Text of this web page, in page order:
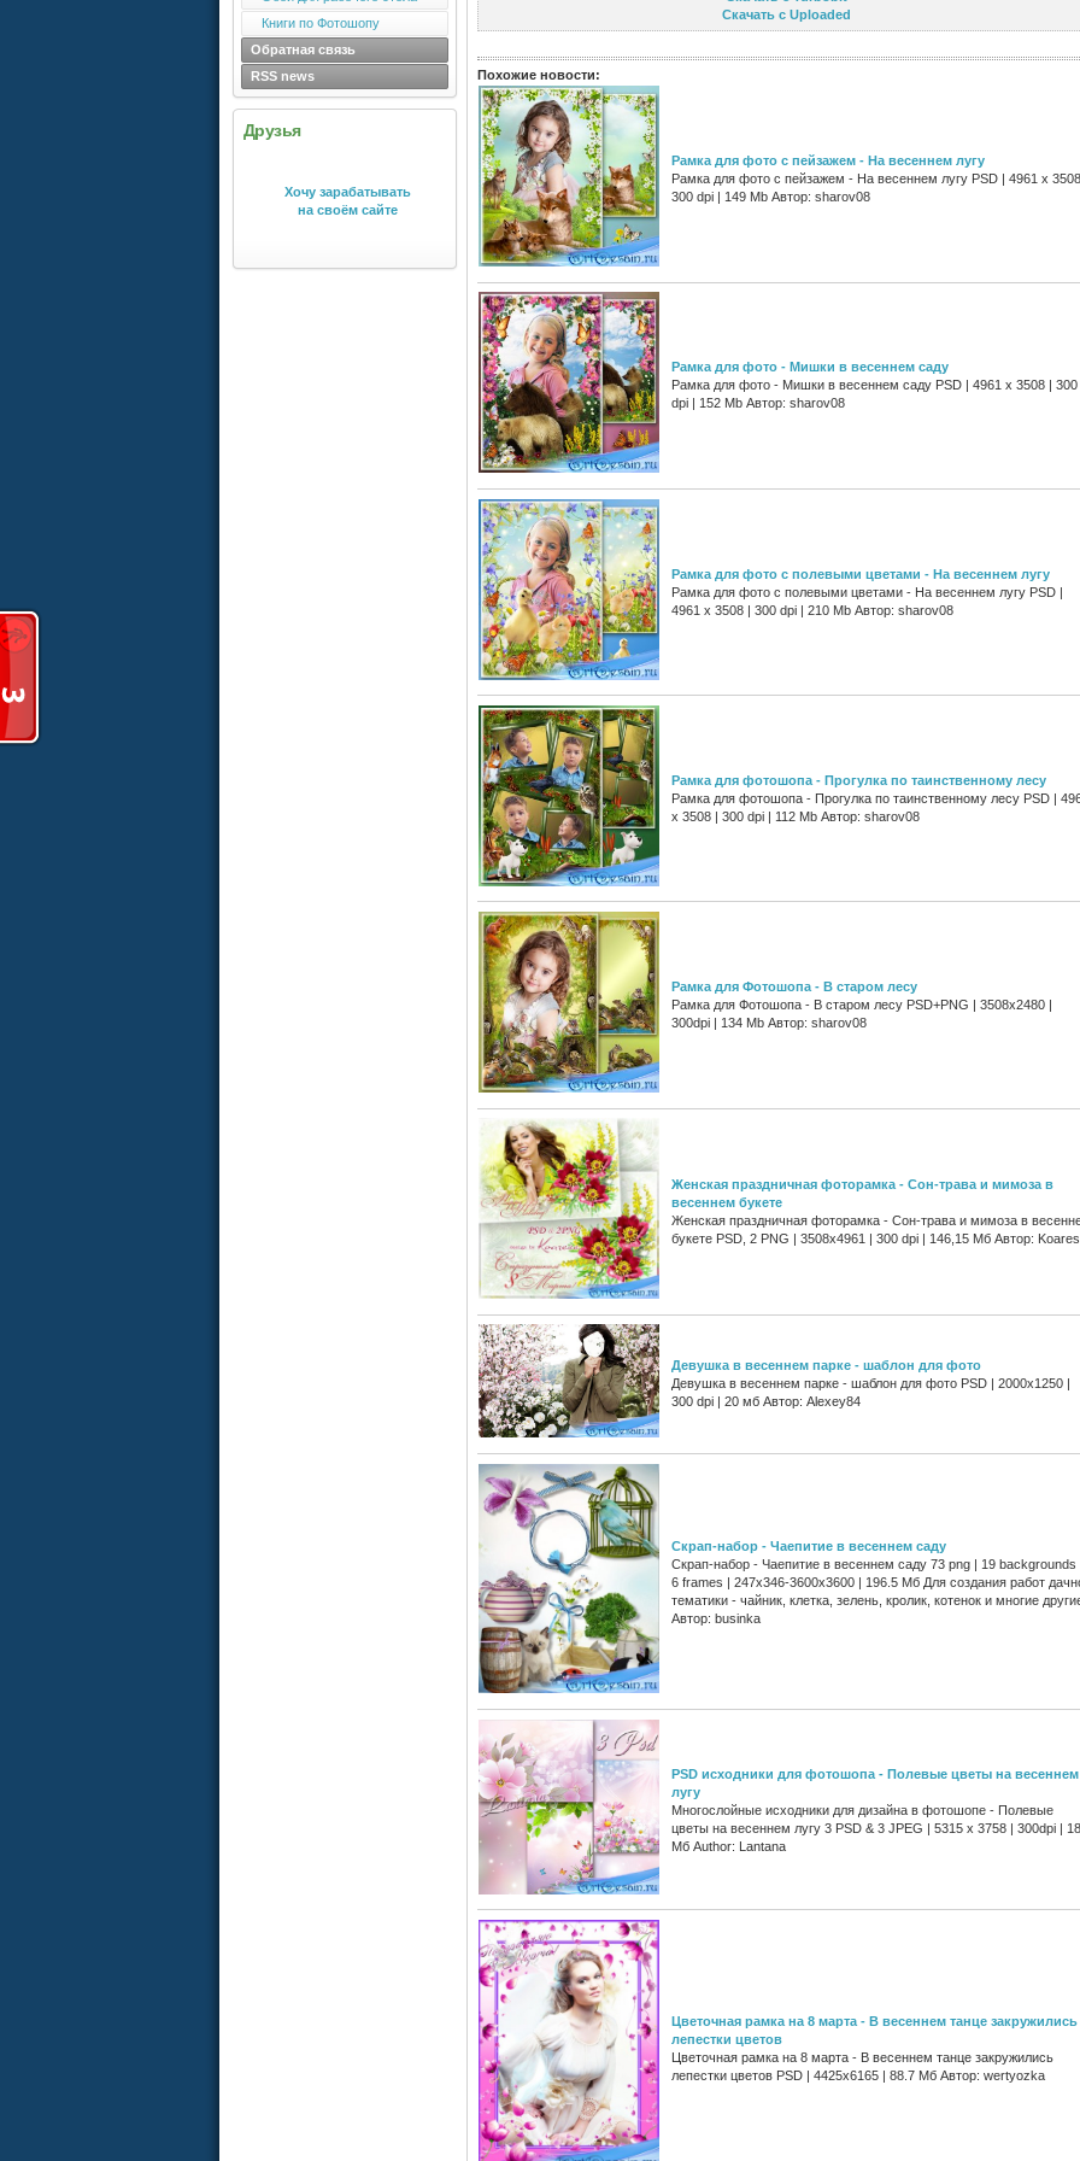
Книги по Фотошопу
Обратная связь
RSS news
Друзья
Хочу зарабатывать
на своём сайте
Скачать с Uploaded
Похожие новости:
Рамка для фото с пейзажем - На весеннем лугу
Рамка для фото с пейзажем - На весеннем лугу PSD | 4961 х
300 dpi | 149 Mb Автор: sharov08
Рамка для фото - Мишки в весеннем саду
Рамка для фото - Мишки в весеннем саду PSD | 4961 х 3508 | 300
dpi | 152 Mb Автор: sharov08
Рамка для фото с полевыми цветами - На весеннем лугу
Рамка для фото с полевыми цветами - На весеннем лугу PSD |
4961 х 3508 | 300 dpi | 210 Mb Автор: sharov08
Рамка для фотошопа - Прогулка по таинственному лесу
Рамка для фотошопа - Прогулка по таинственному лесу PSD |
х 3508 | 300 dpi | 112 Mb Автор: sharov08
Рамка для Фотошопа - В старом лесу
Рамка для Фотошопа - В старом лесу PSD+PNG | 3508x2480 |
300dpi | 134 Mb Автор: sharov08
Женская праздничная фоторамка - Сон-трава и мимоза в
весеннем букете
Женская праздничная фоторамка - Сон-трава и мимоза в
букете PSD, 2 PNG | 3508x4961 | 300 dpi | 146,15 Мб Автор:
Девушка в весеннем парке - шаблон для фото
Девушка в весеннем парке - шаблон для фото PSD | 2000x1250 |
300 dpi | 20 мб Автор: Alexey84
Скрап-набор - Чаепитие в весеннем саду
Скрап-набор - Чаепитие в весеннем саду 73 png | 19 backgrounds
6 frames | 247x346-3600x3600 | 196.5 Мб Для создания работ
тематики - чайник, клетка, зелень, кролик, котенок и многие
Автор: businka
PSD исходники для фотошопа - Полевые цветы на весеннем
лугу
Многослойные исходники для дизайна в фотошопе - Полевые
цветы на весеннем лугу 3 PSD & 3 JPEG | 5315 x 3758 | 300dpi |
Мб Author: Lantana
Цветочная рамка на 8 марта - В весеннем танце закружились
лепестки цветов
Цветочная рамка на 8 марта - В весеннем танце закружились
лепестки цветов PSD | 4425x6165 | 88.7 Мб Автор: wertyozka